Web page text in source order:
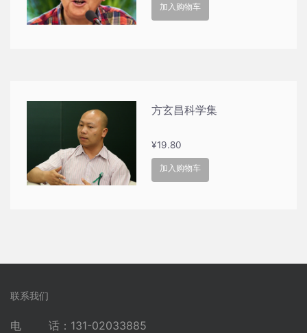
加入购物车
方玄昌科学集
¥19.80
加入购物车
联系我们
电 话：131-02033885